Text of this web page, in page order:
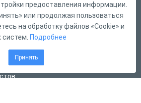
связи
предоставления информации.
или продолжая пользоваться
на обработку файлов «Cookie» и
Подробнее
Принять